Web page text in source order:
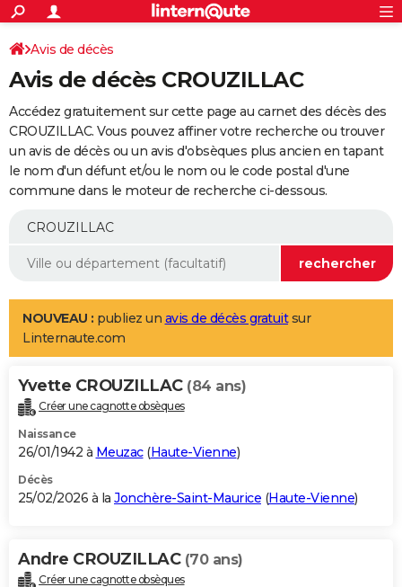
ACTUALITÉS
Politique
Société
Faits Divers
Education
Monde
Villes
+
SPORT
Coupe du monde 2026
Football
Tennis
Cyclisme
Rugby
Forum
Programme TV
TNT
Streaming
Cinéma
Sorties cinéma
Musique
+
FINANCE
Impôts
Immobilier
Risques naturels par ville
Banque
Assurance
Crédit
AUTO
Essais
Réserver un essai
Citadines
Berlines
SUV
Forum auto
+
Mobiles
Meilleur smartphone
Internet
Ordinateurs
Jeux vidéo
Guide high-tech
Aménagement intérieur
LIFESTYLE
Art de vivre
Bien-être
Loisirs
Mode
Modes de vie
Alimentation
Guide de la santé
Maladies
Médicaments
Sommeil
VOYAGE
Destinations
City break
Voyage nature
Voyage de noces
Forum
Climat
+PHOTO
GUIDES D'ACHAT
BONS PLANS
Carte de Noël
Carte Bonne année
Carte Saint-Valentin
Carte Pâques
Carte d'anniversaire
DICTIONNAIRE
Avis de décès
Avis de décès CROUZILLAC
Accédez gratuitement sur cette page au carnet des décès des
CROUZILLAC. Vous pouvez affiner votre recherche ou trouver
un avis de décès ou un avis d'obsèques plus ancien en tapant
le nom d'un défunt et/ou le nom ou le code postal d'une
commune dans le moteur de recherche ci-dessous.
NOUVEAU : publiez un avis de décès gratuitsur
Linternaute.com
Yvette CROUZILLAC (84 ans)
Créer une cagnotte obsèques
Naissance
26/01/1942 à Meuzac(Haute-Vienne)
Décès
25/02/2026 à la Jonchère-Saint-Maurice (Haute-Vienne)
Andre CROUZILLAC (70 ans)
Créer une cagnotte obsèques